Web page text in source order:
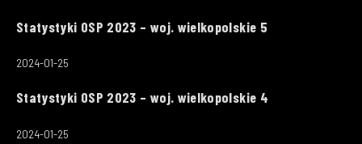
Statystyki OSP 2023 – woj. wielkopolskie 5
2024-01-25
Statystyki OSP 2023 – woj. wielkopolskie 4
2024-01-25